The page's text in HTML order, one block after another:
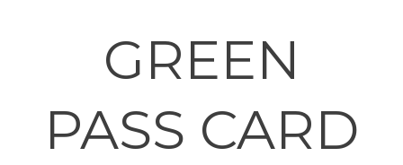
GREEN
PASS CARD